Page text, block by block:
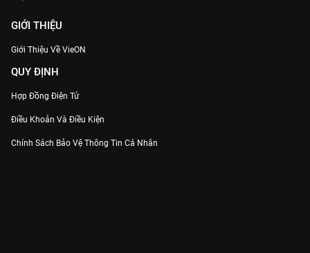
GIỚI THIỆU
Giới Thiệu Về VieON
QUY ĐỊNH
Hợp Đồng Điện Tử
Điều Khoản Và Điều Kiện
Chính Sách Bảo Vệ Thông Tin Cá Nhân